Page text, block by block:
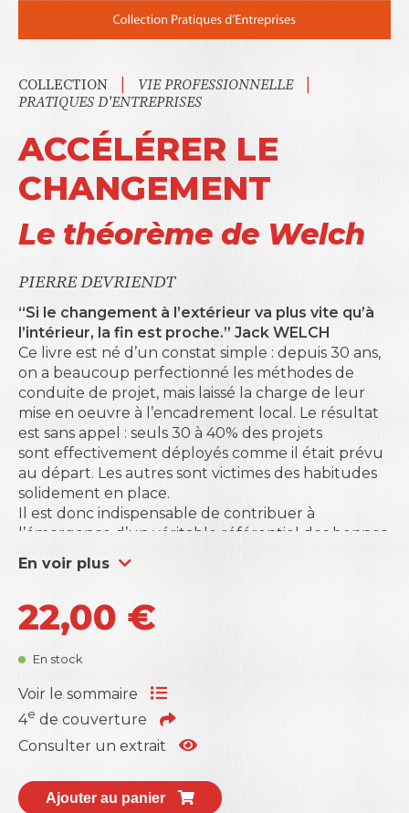
COLLECTION | VIE PROFESSIONNELLE |
PRATIQUES D'ENTREPRISES
ACCÉLÉRER LE
CHANGEMENT
Le théorème de Welch
PIERRE DEVRIENDT
“Si le changement à l’extérieur va plus vite qu’à
l’intérieur, la fin est proche.” Jack WELCH
Ce livre est né d’un constat simple : depuis 30 ans,
on a beaucoup perfectionné les méthodes de
conduite de projet, mais laissé la charge de leur
mise en oeuvre à l’encadrement local. Le résultat
est sans appel : seuls 30 à 40% des projets
sont effectivement déployés comme il était prévu
au départ. Les autres sont victimes des habitudes
solidement en place.
Il est donc indispensable de contribuer à
l’émergence d’un véritable référentiel des bonnes
pratiques en la matière.
Ce manuel vous propose d’accélérer le
4 étapes :
1. Faire le point des acquis du domaine
résumé de l’état des recherches sur la gestion des
2. S’initier aux méthodes
lien avec le concret,grâce à de nombreux cas
3.Apprendre àrepérer les éléments de
du changement. Il s’agit de l’
En voir plus
22,00 €
En stock
Voir le sommaire
4e de couverture
Consulter un extrait
Ajouter au panier